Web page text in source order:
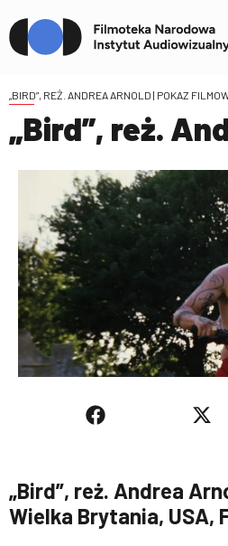
„BIRD”, REŻ. ANDREA ARNOLD | POKAZ
„Bird”, reż.
„Bird”, reż. Andrea
Wielka Brytania, USA,